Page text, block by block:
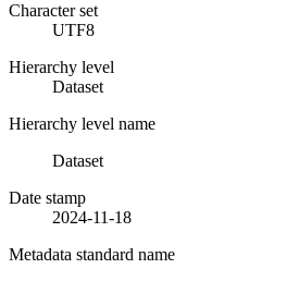
Character set
UTF8
Hierarchy level
Dataset
Hierarchy level name
Dataset
Date stamp
2024-11-18
Metadata standard name